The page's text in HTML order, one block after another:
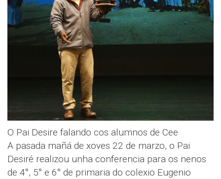
O Pai Desire falando cos alumnos de Cee
A pasada mañá de xoves 22 de marzo, o Pai
Desiré realizou unha conferencia para os nenos
de 4°, 5° e 6° de primaria do colexio Eugenio